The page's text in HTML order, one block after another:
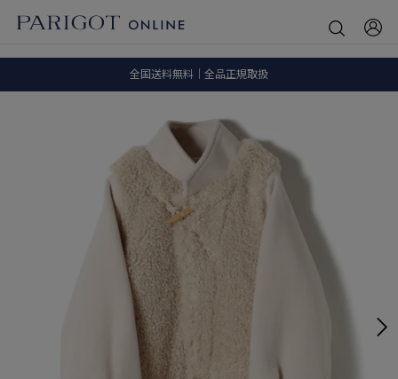
全国送料無料｜全品正規取扱